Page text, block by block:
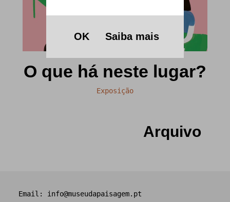
OK Saiba mais
O que há neste lugar?
Exposição
Arquivo
Email: info@museudapaisagem.pt